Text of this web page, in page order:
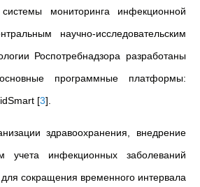
мониторинга инфекционной
научно-исследовательским
Роспотребнадзора разработаны
программные платформы:
[3]
здравоохранения, внедрение
учета инфекционных заболеваний
сокращения временного интервала